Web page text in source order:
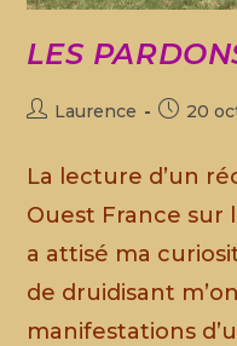
LES
Laurence 20
La lecture d’un
Ouest France sur
a attisé ma
de druidisant
manifestations